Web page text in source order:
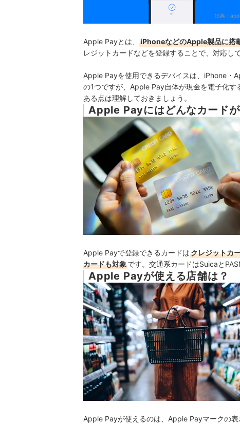
出典：
Apple Payとは、 iPhoneなどのApple製品に搭
レジットカードなどを登録することで、対応し
Apple Payを使用できるデバイスは、iPhone・
の1つですが、Apple Pay自体が現金を電子化す
ある点は理解しておきましょう。
Apple Payにはどんなカードが
Apple Payで登録できるカードはクレジットカ
カードも対象です。交通系カードはSuicaと
Apple Payが使える店舗は？
Apple Payが使えるのは、Apple Payマークの